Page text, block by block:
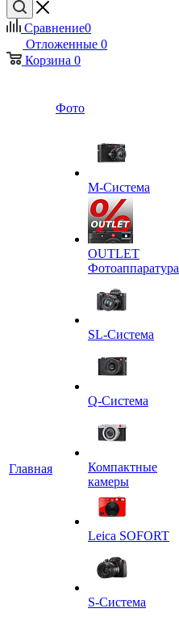
Сравнение0
Отложенные 0
Корзина 0
Главная
Фото
M-Система
OUTLET
Фотоаппаратура
SL-Система
Q-Cистема
Компактные
камеры
Leica SOFORT
S-Система